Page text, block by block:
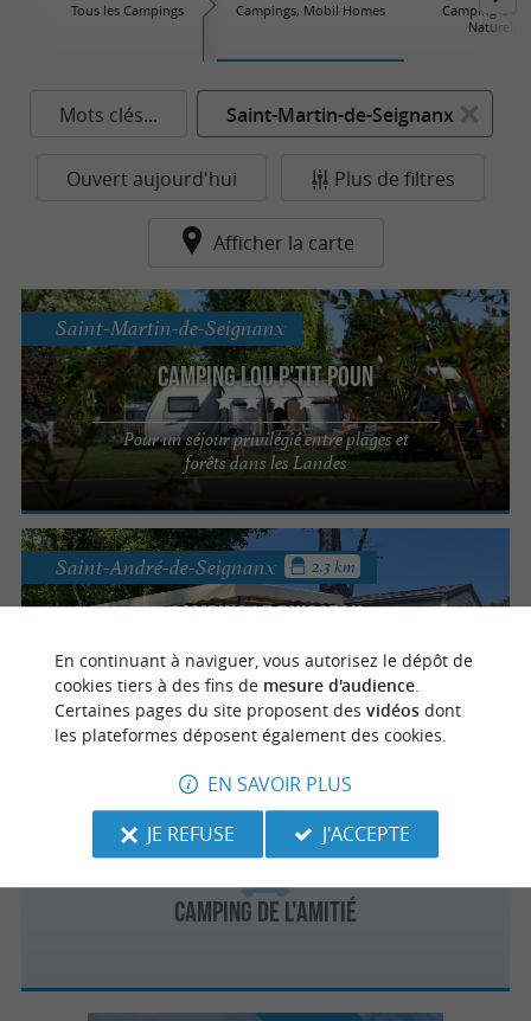
Tous les Campings Campings, Mobil Homes
Camping Car,
Naturelles
Mots clés... Saint-Martin-de-Seignanx
Ouvert aujourd'hui Plus de filtres
Afficher la carte
Camping Lou P'tit Poun
Pour un séjour privilégié entre plages et
forêts dans les Landes
Saint-Martin-de-Seignanx
Camping le Ruisseau
Camping familial avec piscine près de
l'océan Atlantique
Saint-André-de-Seignanx 2.3 km
Camping de l'Amitié
Ondres
En continuant à naviguer, vous autorisez le dépôt de
cookies tiers à des fins de mesure d'audience.
Certaines pages du site proposent des vidéosdont
les plateformes déposent également des cookies.
EN SAVOIR PLUS
JE REFUSE
J'ACCEPTE